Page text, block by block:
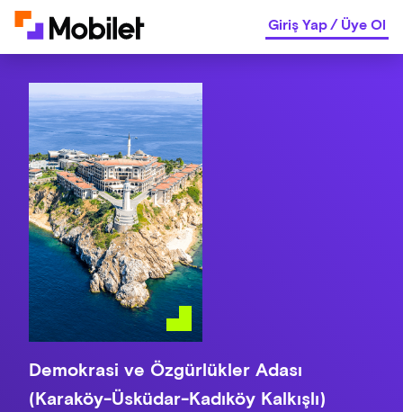
Giriş Yap/Üye Ol
Demokrasi ve Özgürlükler Adası
(Karaköy-Üsküdar-Kadıköy Kalkışlı)